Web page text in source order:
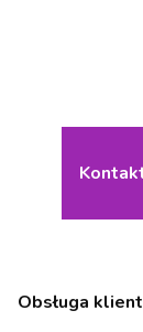
Linki w
Obsługa